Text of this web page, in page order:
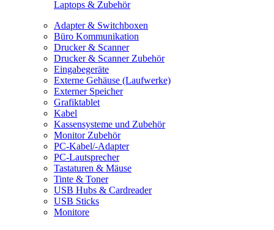
Laptops & Zubehör
Adapter & Switchboxen
Büro Kommunikation
Drucker & Scanner
Drucker & Scanner Zubehör
Eingabegeräte
Externe Gehäuse (Laufwerke)
Externer Speicher
Grafiktablet
Kabel
Kassensysteme und Zubehör
Monitor Zubehör
PC-Kabel/-Adapter
PC-Lautsprecher
Tastaturen & Mäuse
Tinte & Toner
USB Hubs & Cardreader
USB Sticks
Monitore